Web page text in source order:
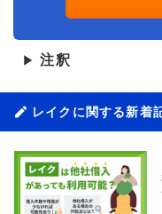
▶ 注釈
レイクに関する新着